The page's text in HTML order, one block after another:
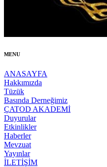
MENU
ANASAYFA
Hakkımızda
Tüzük
Basında Derneğimiz
ÇATOD AKADEMİ
Duyurular
Etkinlikler
Haberler
Mevzuat
Yayınlar
İLETİŞİM